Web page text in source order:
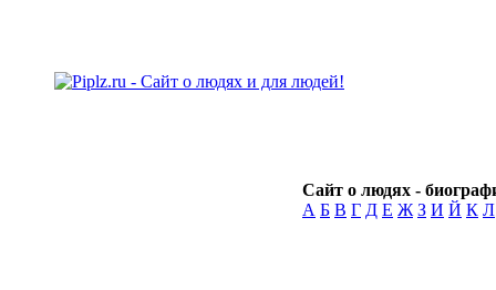
Сайт о людях -
А Б В Г Д Е Ж З И Й К Л